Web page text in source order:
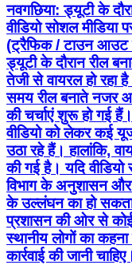
नवगछिया: ड्यूटी के
वीडियो सोशल
(ट्रैफिक / टाउन आउट
ड्यूटी के दौरान रील
तेजी से वायरल हो रहा
समय रील बनाते नजर
की चर्चाएं शुरू हो गई
वीडियो को लेकर कई
उठा रहे हैं। हालांकि,
की गई है। यदि वीडियो
विभाग के अनुशासन
के उल्लंघन का हो
प्रशासन की ओर से
स्थानीय लोगों का
कार्रवाई की जानी